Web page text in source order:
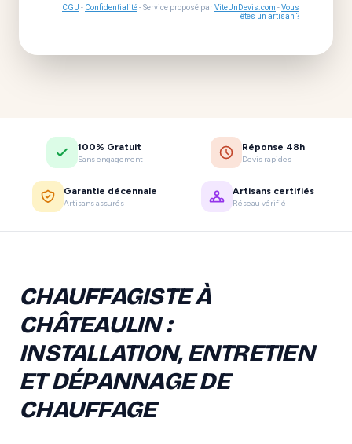
CGU - Confidentialité- Service proposé parViteUnDevis.com -Vous
êtes un artisan ?
100% Gratuit
Sans engagement
Réponse 48h
Devis rapides
Garantie décennale
Artisans assurés
Artisans certifiés
Réseau vérifié
CHAUFFAGISTE À
CHÂTEAULIN :
INSTALLATION, ENTRETIEN
ET DÉPANNAGE DE
CHAUFFAGE